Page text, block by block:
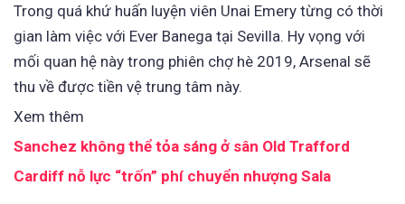
Trong quá khứ huấn luyện viên Unai Emery từng có thời
gian làm việc với Ever Banega tại Sevilla. Hy vọng với
mối quan hệ này trong phiên chợ hè 2019, Arsenal sẽ
thu về được tiền vệ trung tâm này.
Xem thêm
Sanchez không thể tỏa sáng ở sân Old Trafford
Cardiff nỗ lực “trốn” phí chuyển nhượng Sala